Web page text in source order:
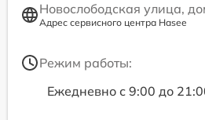
Новослободская улица,
Адрес сервисного центра Hasee
Режим работы:
Ежедневно с 9:00 до